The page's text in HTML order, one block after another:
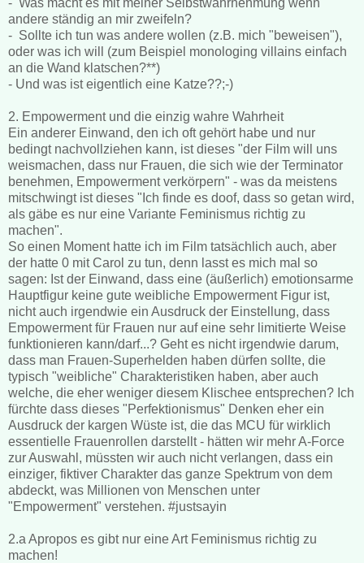
andere ständig an mir zweifeln?
- Sollte ich tun was andere wollen (z.B. mich "beweisen"),
oder was ich will (zum Beispiel monologing villains einfach
an die Wand klatschen?**)
- Und was ist eigentlich eine Katze??;-)
2. Empowerment und die einzig wahre Wahrheit
Ein anderer Einwand, den ich oft gehört habe und nur
bedingt nachvollziehen kann, ist dieses "der Film will uns
weismachen, dass nur Frauen, die sich wie der Terminator
benehmen, Empowerment verkörpern" - was da meistens
mitschwingt ist dieses "Ich finde es doof, dass so getan wird,
als gäbe es nur eine Variante Feminismus richtig zu
machen".
So einen Moment hatte ich im Film tatsächlich auch, aber
der hatte 0 mit Carol zu tun, denn lasst es mich mal so
sagen: Ist der Einwand, dass eine (äußerlich) emotionsarme
Hauptfigur keine gute weibliche Empowerment Figur ist,
nicht auch irgendwie ein Ausdruck der Einstellung, dass
Empowerment für Frauen nur auf eine sehr limitierte Weise
funktionieren kann/darf...? Geht es nicht irgendwie darum,
dass man Frauen-Superhelden haben dürfen sollte, die
typisch "weibliche" Charakteristiken haben, aber auch
welche, die eher weniger diesem Klischee entsprechen? Ich
fürchte dass dieses "Perfektionismus" Denken eher ein
Ausdruck der kargen Wüste ist, die das MCU für wirklich
essentielle Frauenrollen darstellt - hätten wir mehr A-Force
zur Auswahl, müssten wir auch nicht verlangen, dass ein
einziger, fiktiver Charakter das ganze Spektrum von dem
abdeckt, was Millionen von Menschen unter
"Empowerment" verstehen. #justsayin
2.a Apropos es gibt nur eine Art Feminismus richtig zu
machen!